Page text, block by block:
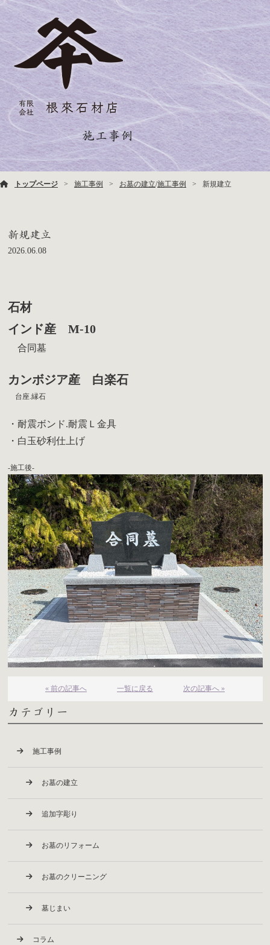
施工事例
トップページ 施工事例 お墓の建立/施工事例 新規建立
新規建立
2026.06.08
石材
インド産 M-10
合同墓
カンボジア産 白楽石
台座.縁石
・耐震ボンド.耐震Ｌ金具
・白玉砂利仕上げ
-施工後-
« 前の記事へ 一覧に戻る 次の記事へ »
カテゴリー
施工事例
お墓の建立
追加字彫り
お墓のリフォーム
お墓のクリーニング
墓じまい
コラム